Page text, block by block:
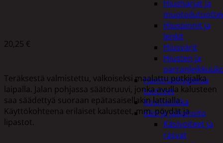
Hiusharjat ja
Hiuspinnit ja
lenkit
Hiusvärit
Hiusten ja
Hammashygienia
tuotteet
Kosmetiikka
Käsi ja jalkahoito
Käsivoiteet ja
rasvat
20,25 €
Teräksestä valmistettu, valkoiseksi maalattu putkijalka
laipalla. Jalan pohjassa säätöruuvi, jonka avulla kalusteen
saa säädettyä suoraan epätasaisellakin lattialla.
Käyttökohteena erilaiset kalusteet, mm. pöydät ja
lipastot.